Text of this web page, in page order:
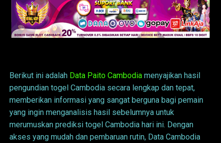
Berikut ini adalah Data Paito Cambodia menyajikan hasil
pengundian togel Cambodia secara lengkap dan tepat,
memberikan informasi yang sangat berguna bagi pemain
yang ingin menganalisis hasil sebelumnya untuk
merumuskan prediksi togel Cambodia hari ini. Dengan
akses yang mudah dan pembaruan rutin, Data Cambodia